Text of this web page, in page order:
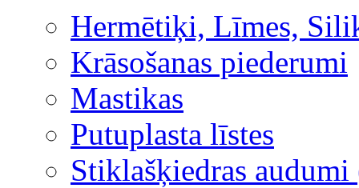
Hermētiķi, Līmes,
Krāsošanas piederumi
Mastikas
Putuplasta līstes
Stiklašķiedras audumi